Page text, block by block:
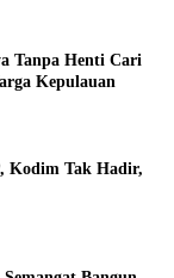
Tanpa Henti Cari
Kepulauan
Kodim Tak Hadir,